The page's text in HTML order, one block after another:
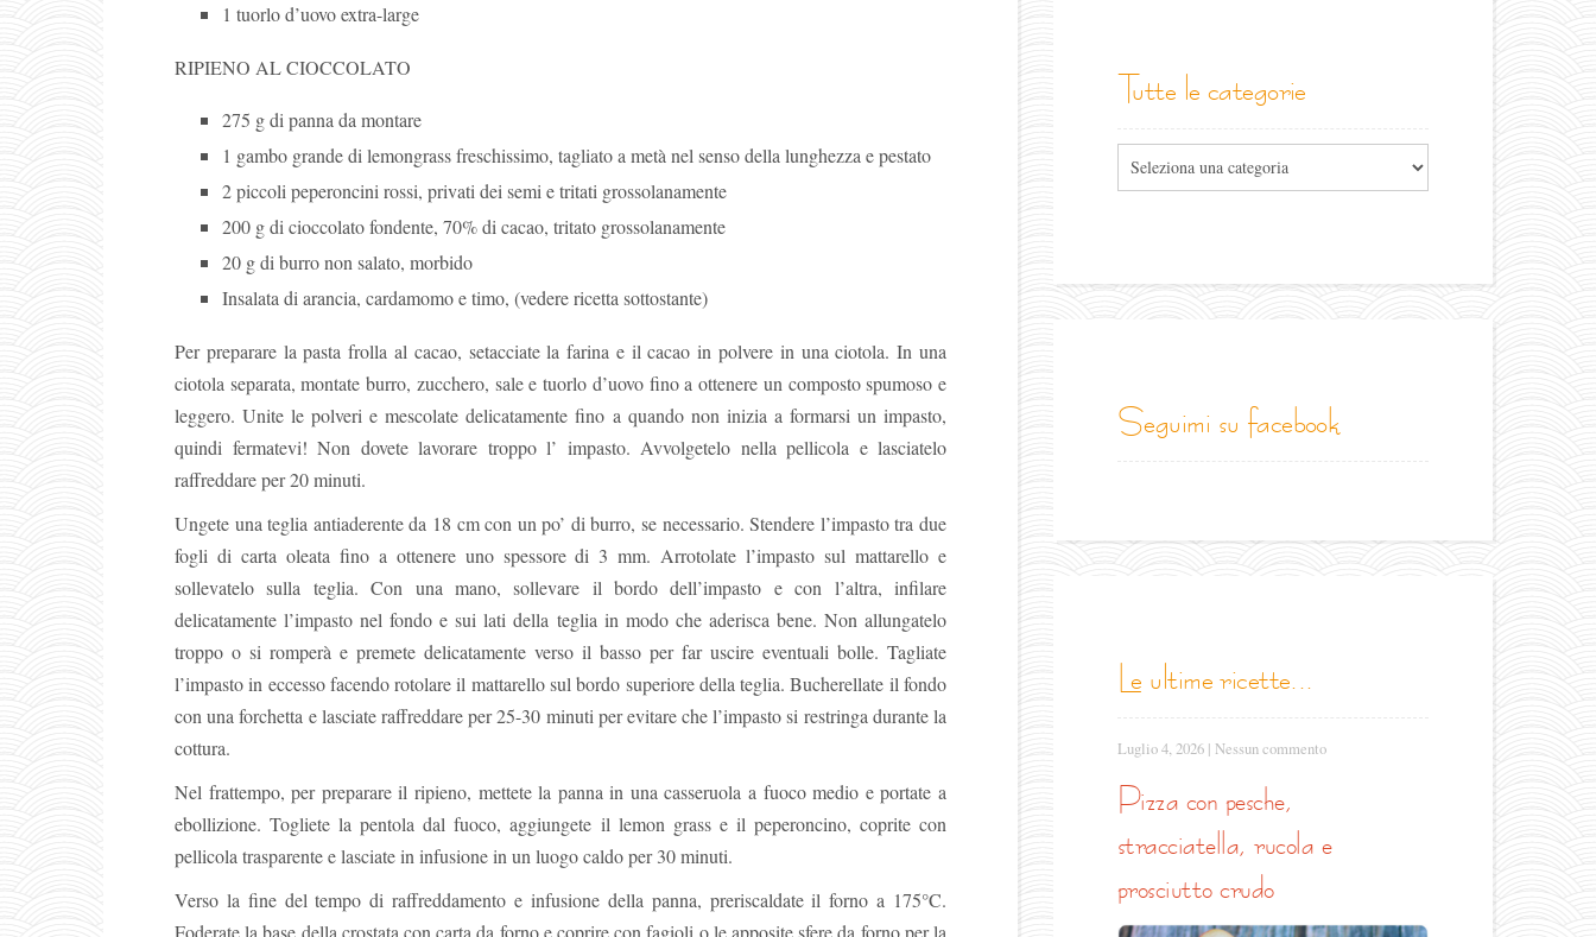
1 tuorlo d’uovo extra-large
RIPIENO AL CIOCCOLATO
275 g di panna da montare
1 gambo grande di lemongrass freschissimo, tagliato a metà nel senso della lunghezza e pestato
2 piccoli peperoncini rossi, privati ​​dei semi e tritati grossolanamente
200 g di cioccolato fondente, 70% di cacao, tritato grossolanamente
20 g di burro non salato, morbido
Insalata di arancia, cardamomo e timo, (vedere ricetta sottostante)
Per preparare la pasta frolla al cacao, setacciate la farina e il cacao in polvere in una ciotola. In una
ciotola separata, montate burro, zucchero, sale e tuorlo d’uovo fino a ottenere un composto spumoso e
leggero. Unite le polveri e mescolate delicatamente fino a quando non inizia a formarsi un impasto,
quindi fermatevi! Non dovete lavorare troppo l’ impasto. Avvolgetelo nella pellicola e lasciatelo
raffreddare per 20 minuti.
Ungete una teglia antiaderente da 18 cm con un po’ di burro, se necessario. Stendere l’impasto tra due
fogli di carta oleata fino a ottenere uno spessore di 3 mm. Arrotolate l’impasto sul mattarello e
sollevatelo sulla teglia. Con una mano, sollevare il bordo dell’impasto e con l’altra, infilare
delicatamente l’impasto nel fondo e sui lati della teglia in modo che aderisca bene. Non allungatelo
troppo o si romperà e premete delicatamente verso il basso per far uscire eventuali bolle. Tagliate
l’impasto in eccesso facendo rotolare il mattarello sul bordo superiore della teglia. Bucherellate il fondo
con una forchetta e lasciate raffreddare per 25-30 minuti per evitare che l’impasto si restringa durante la
cottura.
Nel frattempo, per preparare il ripieno, mettete la panna in una casseruola a fuoco medio e portate a
ebollizione. Togliete la pentola dal fuoco, aggiungete il lemon grass e il peperoncino, coprite con
pellicola trasparente e lasciate in infusione in un luogo caldo per 30 minuti.
Verso la fine del tempo di raffreddamento e infusione della panna, preriscaldate il forno a 175°C.
Foderate la base della crostata con carta da forno e coprire con fagioli o le apposite sfere da forno per la
tutte le categorie
seguimi su facebook
le ultime ricette...
Luglio 4, 2026 | Nessun commento
pizza con pesche,
stracciatella, rucola e
prosciutto crudo